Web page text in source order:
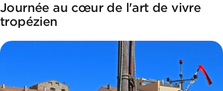
Journée au cœur de l'art de vivre
tropézien